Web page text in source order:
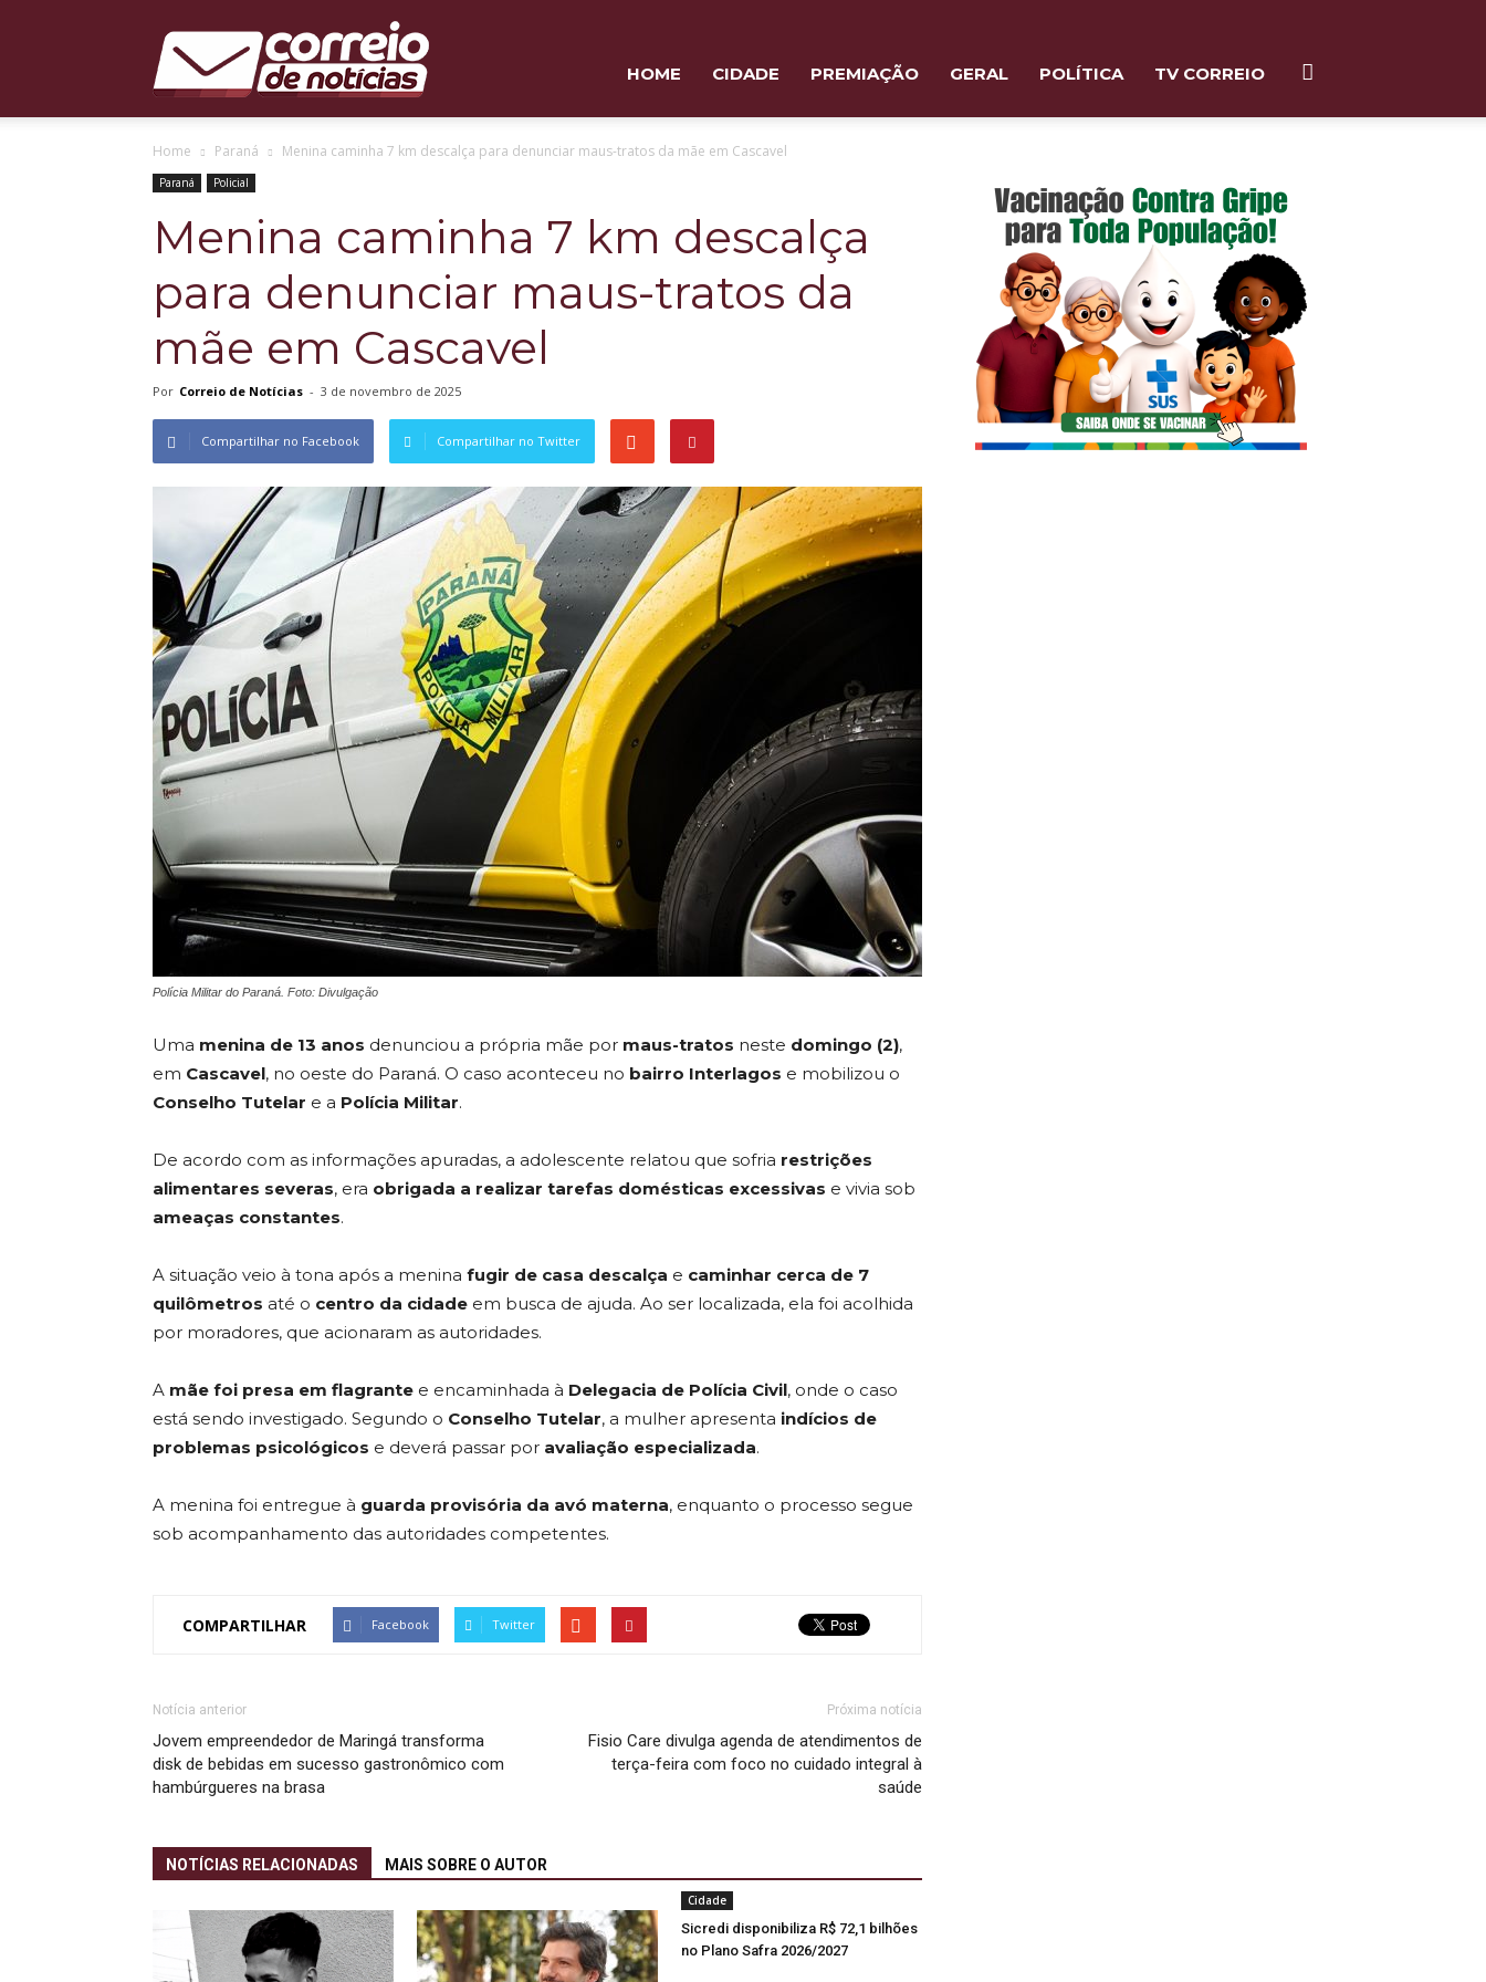
Correio
Notícias
HOME CIDADE PREMIAÇÃO GERAL POLÍTICA TV CORREIO
Home Paraná Menina caminha 7 km descalça para denunciar maus-tratos da mãe em Cascavel
Paraná Policial
Menina caminha 7 km descalça
para denunciar maus-tratos da
mãe em Cascavel
Por Correio de Notícias - 3 de novembro de 2025
Compartilhar no Facebook Compartilhar no Twitter
Polícia Militar do Paraná. Foto: Divulgação
Uma menina de 13 anos denunciou a própria mãe por maus-tratos neste domingo (2),
em Cascavel, no oeste do Paraná. O caso aconteceu no bairro Interlagos e mobilizou o
Conselho Tutelar e a Polícia Militar.
De acordo com as informações apuradas, a adolescente relatou que sofria restrições
alimentares severas, era obrigada a realizar tarefas domésticas excessivas e vivia sob
ameaças constantes.
A situação veio à tona após a menina fugir de casa descalça e caminhar cerca de 7
quilômetros até o centro da cidade em busca de ajuda. Ao ser localizada, ela foi acolhida
por moradores, que acionaram as autoridades.
A mãe foi presa em flagrante e encaminhada à Delegacia de Polícia Civil, onde o caso
está sendo investigado. Segundo o Conselho Tutelar, a mulher apresenta indícios de
problemas psicológicos e deverá passar por avaliação especializada.
A menina foi entregue à guarda provisória da avó materna, enquanto o processo segue
sob acompanhamento das autoridades competentes.
COMPARTILHAR Facebook Twitter
Notícia anterior
Jovem empreendedor de Maringá transforma
disk de bebidas em sucesso gastronômico com
hambúrgueres na brasa
Próxima notícia
Fisio Care divulga agenda de atendimentos de
terça-feira com foco no cuidado integral à
saúde
NOTÍCIAS RELACIONADAS MAIS SOBRE O AUTOR
Cidade
Sicredi disponibiliza R$ 72,1 bilhões
no Plano Safra 2026/2027